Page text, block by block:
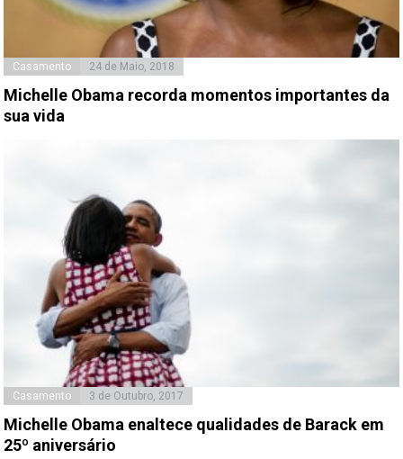
Casamento 24 de Maio, 2018
Michelle Obama recorda momentos importantes da
sua vida
Casamento 3 de Outubro, 2017
Michelle Obama enaltece qualidades de Barack em
25º aniversário